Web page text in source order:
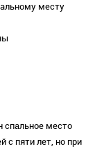
месту
спальное место
с пяти лет, но при